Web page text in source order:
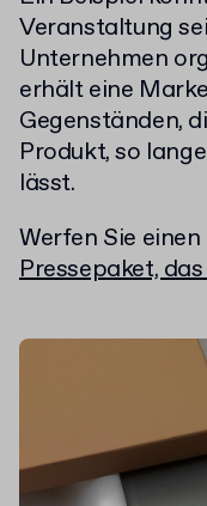
Veranstaltung
Unternehmen
erhält eine
Gegenständen,
Produkt, so
lässt.
Werfen Sie
Pressepaket,